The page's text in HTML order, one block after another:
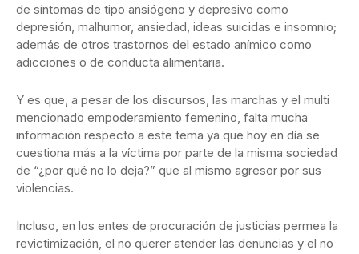
de síntomas de tipo ansiógeno y depresivo como
depresión, malhumor, ansiedad, ideas suicidas e insomnio;
además de otros trastornos del estado anímico como
adicciones o de conducta alimentaria.
Y es que, a pesar de los discursos, las marchas y el multi
mencionado empoderamiento femenino, falta mucha
información respecto a este tema ya que hoy en día se
cuestiona más a la víctima por parte de la misma sociedad
de “¿por qué no lo deja?” que al mismo agresor por sus
violencias.
Incluso, en los entes de procuración de justicias permea la
revictimización, el no querer atender las denuncias y el no